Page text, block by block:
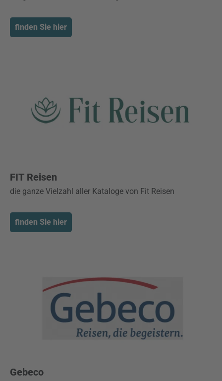
finden Sie hier
FIT Reisen
die ganze Vielzahl aller Kataloge von Fit Reisen
finden Sie hier
Gebeco